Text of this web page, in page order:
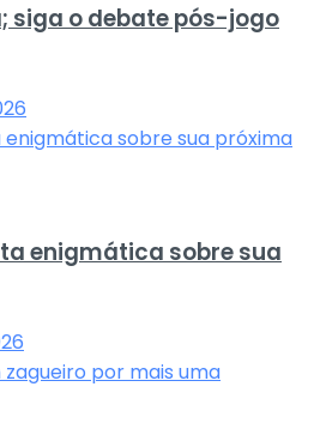
siga o debate pós-jogo
enigmática sobre sua